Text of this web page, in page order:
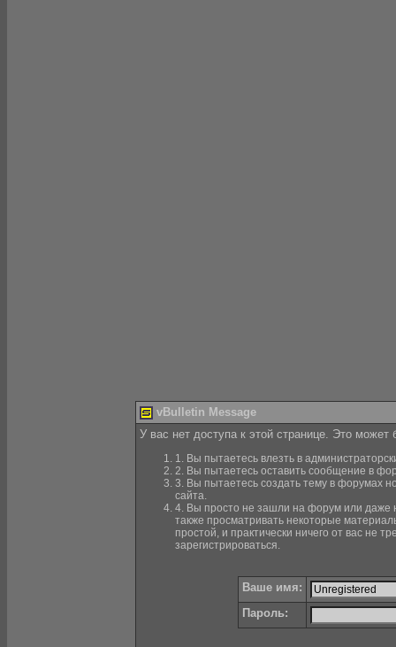
vBulletin Message
У вас нет доступа к этой странице. Это
1. Вы пытаетесь влезть в
2. Вы пытаетесь оставить сообщение в
3. Вы пытаетесь создать тему в форумах
сайта.
4. Вы просто не зашли на форум или даже
также просматривать некоторые
простой, и практически ничего от вас не
зарегистрироваться.
Ваше имя:
Пароль: